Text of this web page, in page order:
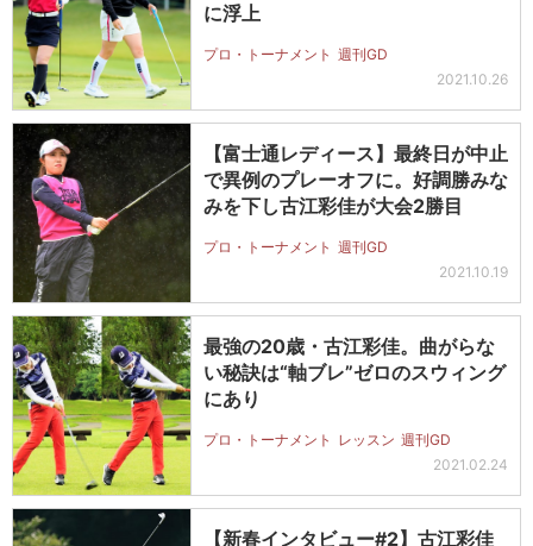
に浮上
プロ・トーナメント 週刊GD
2021.10.26
【富士通レディース】最終日が中止
で異例のプレーオフに。好調勝みな
みを下し古江彩佳が大会2勝目
プロ・トーナメント 週刊GD
2021.10.19
最強の20歳・古江彩佳。曲がらな
い秘訣は“軸ブレ”ゼロのスウィング
にあり
プロ・トーナメント レッスン 週刊GD
2021.02.24
【新春インタビュー#2】古江彩佳